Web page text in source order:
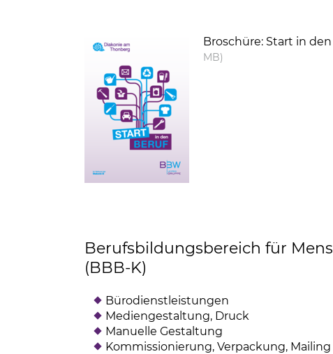
Broschüre: Start in
MB)
(Link öffnet einen neuen Tab)
Berufsbildungsbereich für
(BBB-K)
Bürodienstleistungen
Mediengestaltung, Druck
Manuelle Gestaltung
Kommissionierung, Verpackung, Mailing